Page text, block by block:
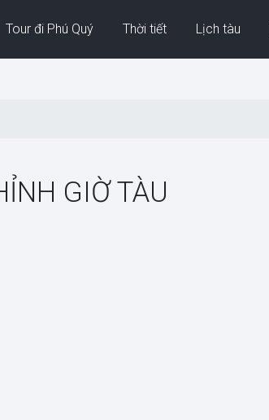
Tour đi Phú Quý Thời tiết Lịch tàu
GIỜ TÀU